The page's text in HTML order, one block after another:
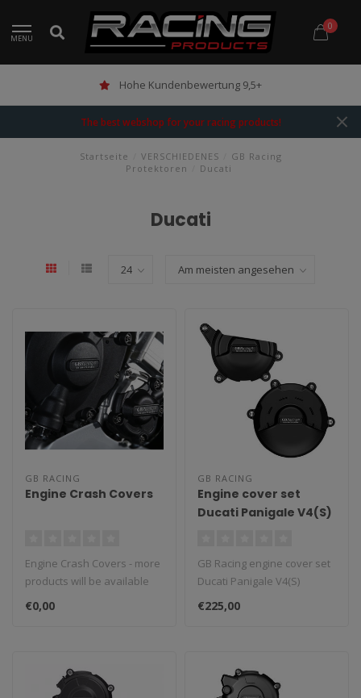
MENU
0
Hohe Kundenbewertung 9,5+
The best webshop for your racing products!
Startseite VERSCHIEDENES
GB Racing
Protektoren
Ducati
Ducati
GB RACING
Engine Crash Covers
Engine Crash Covers - more
products will be available
soon!
€0,00
GB RACING
Engine cover set
Ducati Panigale V4(S)
GB Racing engine cover set
Ducati Panigale V4(S)
Kupplung und
Lichtmaschine Deck..
€225,00